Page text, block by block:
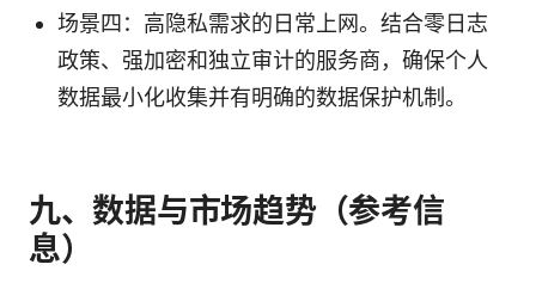
场景四：高隐私需求的日常上网。结合零日志
政策、强加密和独立审计的服务商，确保个人
数据最小化收集并有明确的数据保护机制。
九、数据与市场趋势（参考信
息）